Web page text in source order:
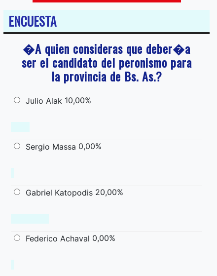
ENCUESTA
�A quien consideras que deber�a
ser el candidato del peronismo para
la provincia de Bs. As.?
Julio Alak 10,00%
Sergio Massa 0,00%
Gabriel Katopodis 20,00%
Federico Achaval 0,00%